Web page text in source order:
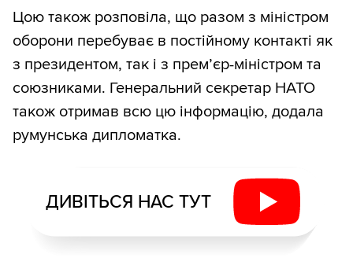
Цою також розповіла, що разом з міністром
оборони перебуває в постійному контакті як
з президентом, так і з прем’єр-міністром та
союзниками. Генеральний секретар НАТО
також отримав всю цю інформацію, додала
румунська дипломатка.
ДИВІТЬСЯ НАС ТУТ